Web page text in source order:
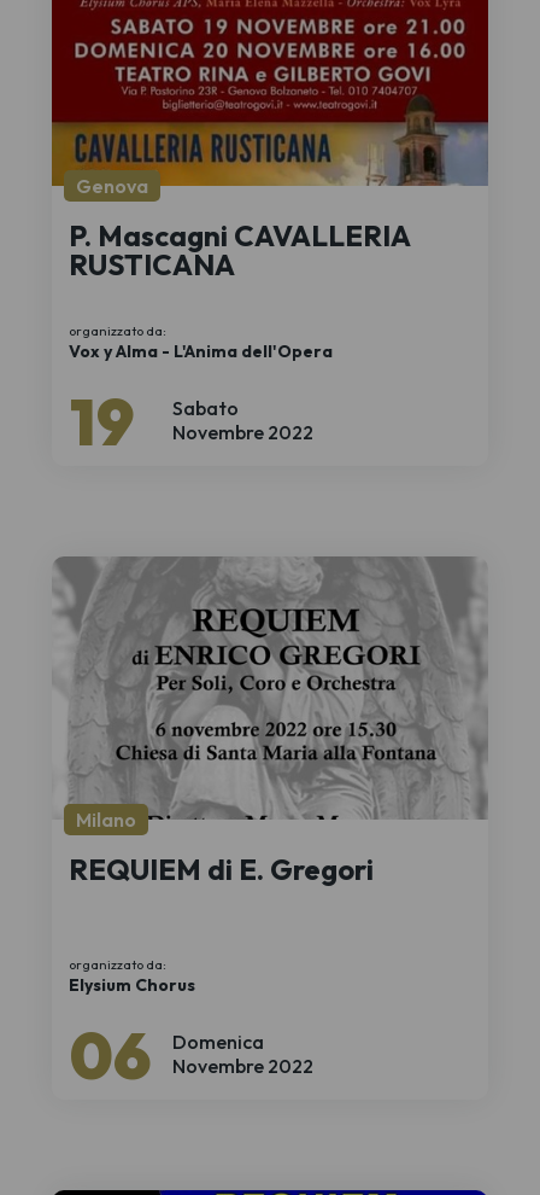
Sabato
19 Novembre 2022
Genova
P. Mascagni CAVALLERIA
RUSTICANA
organizzato da:
Vox y Alma - L'Anima dell'Opera
Domenica
06 Novembre 2022
Milano
REQUIEM di E. Gregori
organizzato da:
Elysium Chorus